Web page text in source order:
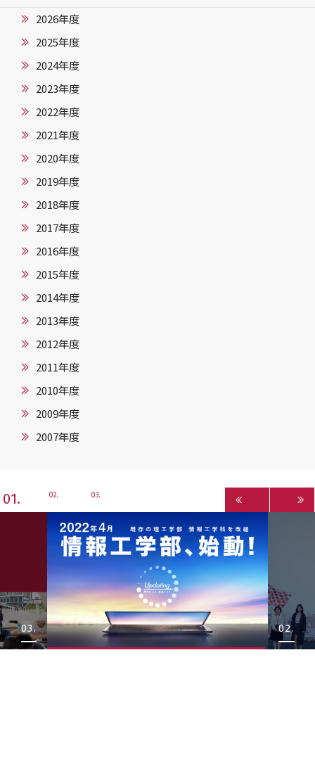
2026年度
2025年度
2024年度
2023年度
2022年度
2021年度
2020年度
2019年度
2018年度
2017年度
2016年度
2015年度
2014年度
2013年度
2012年度
2011年度
2010年度
2009年度
2007年度
1 2 3